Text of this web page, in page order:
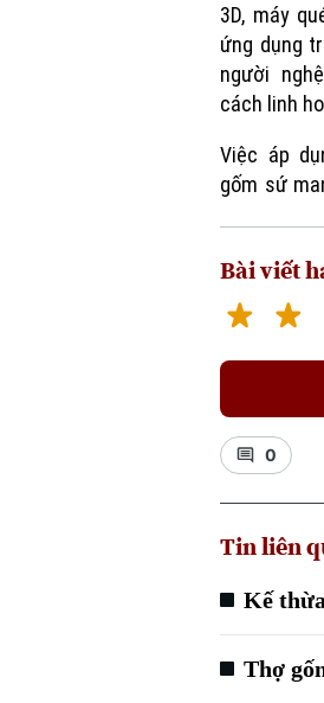
3D, máy
ứng dụng
người
cách linh
Việc áp
gốm sứ
Bài viết
0
Tin liên
Kế
Thợ